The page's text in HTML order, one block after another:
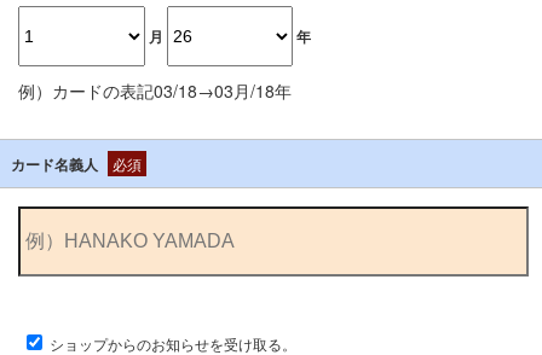
月 年
例）カードの表記03/18→03月/18年
カード名義人 必須
ショップからのお知らせを受け取る。